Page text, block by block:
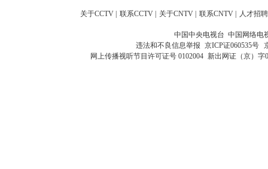
关于CCTV 联系CCTV 关于CNTV 联系CNTV 人才招聘
中国中央电视台 中国网络电
违法和不良信息举报 京ICP证060535号
网上传播视听节目许可证号 0102004 新出网证（京）